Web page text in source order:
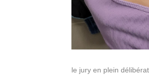
le jury en plein